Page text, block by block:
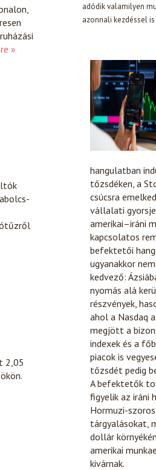
»
2,05
adódik valamilyen
azonnali kezdéssel is
hangulatban
tőzsdéken, a
csúcsra
vállalati
amerikai–iráni
kapcsolatos
befektetői
ugyanakkor
kedvező:
nyomás alá
részvények,
ahol a Nasdaq
megjött a
indexek és a
piacok is
tőzsdét pedig
A befektetők
figyelik az iráni
Hormuzi-
tárgyalásokat,
dollár
amerikai
kivárnak.